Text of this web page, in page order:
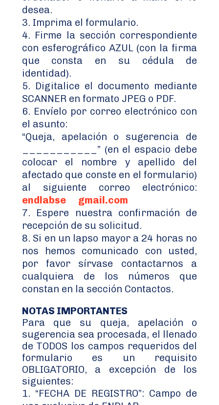
desea.
Imprima el formulario.
Firme la sección correspondiente
con esferográfico AZUL (con la firma
que consta en su cédula de
identidad).
Digitalice el documento mediante
SCANNER en formato JPEG o PDF.
Envíelo por correo electrónico con
el asunto:
“Queja, apelación o sugerencia de
___________” (en el espacio debe
colocar el nombre y apellido del
afectado que conste en el formulario)
al siguiente correo electrónico:
endlabse
gmail.com
Espere nuestra confirmación de
recepción de su solicitud.
Si en un lapso mayor a 24 horas no
nos hemos comunicado con usted,
por favor sírvase contactarnos a
cualquiera de los números que
constan en la sección Contactos.
NOTAS IMPORTANTES
Para que su queja, apelación o
sugerencia sea procesada, el llenado
de TODOS los campos requeridos del
formulario es un requisito
OBLIGATORIO, a excepción de los
siguientes:
“FECHA DE REGISTRO”: Campo de